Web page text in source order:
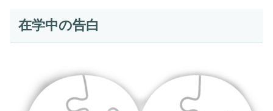
在学中の告白